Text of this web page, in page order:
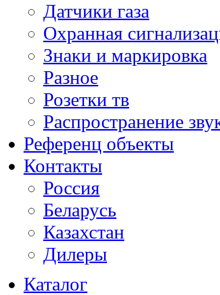
Датчики газа
Охранная
Знаки и маркировка
Разное
Розетки тв
Распространение
Референц объекты
Контакты
Россия
Беларусь
Казахстан
Дилеры
Каталог